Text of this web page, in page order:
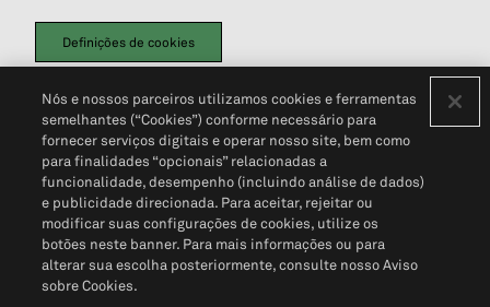
Definições de cookies
Política de PrivacidadePortal de privacidade do cliente (em inglês)
Não Venda Minhas Informações Pessoais© 2026 S&P Global
Nós e nossos parceiros utilizamos cookies e ferramentas
semelhantes (“Cookies”) conforme necessário para
fornecer serviços digitais e operar nosso site, bem como
para finalidades “opcionais” relacionadas a
funcionalidade, desempenho (incluindo análise de dados)
e publicidade direcionada. Para aceitar, rejeitar ou
modificar suas configurações de cookies, utilize os
botões neste banner. Para mais informações ou para
alterar sua escolha posteriormente, consulte nosso Aviso
sobre Cookies.